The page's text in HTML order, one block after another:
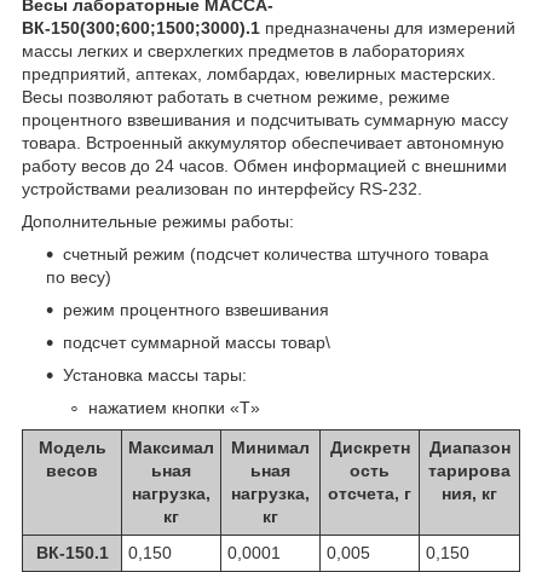
Весы лабораторные МАССА-
ВК-150(300;600;1500;3000).1 предназначены для измерений
массы легких и сверхлегких предметов в лабораториях
предприятий, аптеках, ломбардах, ювелирных мастерских.
Весы позволяют работать в счетном режиме, режиме
процентного взвешивания и подсчитывать суммарную массу
товара. Встроенный аккумулятор обеспечивает автономную
работу весов до 24 часов. Обмен информацией с внешними
устройствами реализован по интерфейсу RS-232.
Дополнительные режимы работы:
счетный режим (подсчет количества штучного товара
по весу)
режим процентного взвешивания
подсчет суммарной массы товар\
Установка массы тары:
нажатием кнопки «T»
Модель
весов
Максимал
ьная
нагрузка,
кг
Минимал
ьная
нагрузка,
кг
Дискретн
ость
отсчета, г
Диапазон
тарирова
ния, кг
ВК-150.1 0,150 0,0001 0,005
0,150